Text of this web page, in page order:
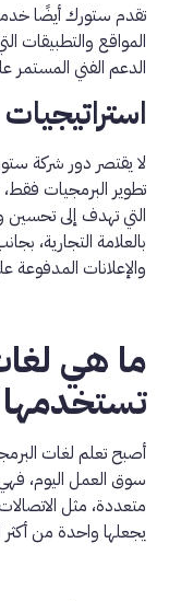
تقدم ستورك أيضًا
المواقع والتطبيقات
الدعم الفني
لا يقتصر دور شركة
تطوير البرمجيات
التي تهدف إلى تحسين
بالعلامة التجارية،
والإعلانات المدفوعة
ما هي
أصبح تعلم لغات
سوق العمل اليوم،
متعددة، مثل
يجعلها واحدة من أكثر